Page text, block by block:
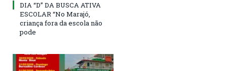
DIA “D” DA BUSCA ATIVA
ESCOLAR “No Marajó,
criança fora da escola não
pode